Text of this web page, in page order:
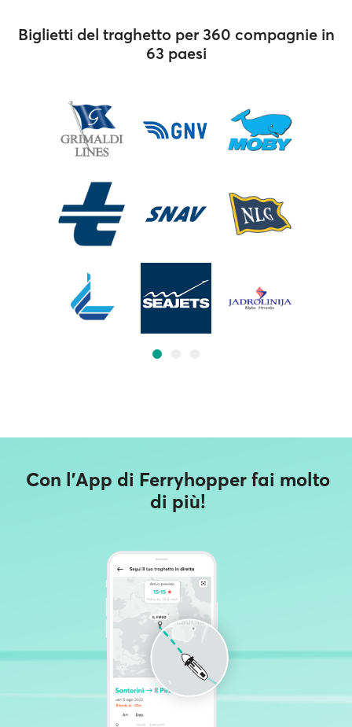
Biglietti del traghetto per 360 compagnie in
63 paesi
Con l'App di Ferryhopper fai molto
di più!